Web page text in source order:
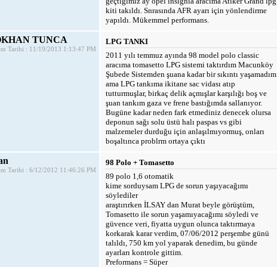
kiti takıldı. Snrasında AFR ayarı için yönlendirme
yapıldı. Mükemmel performans.
TUNCA
Tarihi : 11/19/2013 1:13:47 PM
LPG TANKI
2011 yılı temmuz ayında 98 model polo classic
aracıma tomasetto LPG sistemi taktırdım Macunköy
Şubede Sistemden şuana kadar bir sıkıntı yaşamadım
ama LPG tankıma ikitane sac vidası atıp
tutturmuşlar, birkaç delik açmışlar karşılığı boş ve
şuan tankım gaza ve frene bastığımda sallanıyor.
Bugüne kadar neden fark etmediniz denecek olursa
deponun sağı solu üstü halı paspas vs gibi
malzemeler durduğu için anlaşılmıyormuş, onları
boşaltınca problrm ortaya çıktı
Tarihi : 6/12/2012 11:46:26 PM
98 Polo + Tomasetto
89 polo 1,6 otomatik
kime sorduysam LPG de sorun yaşıyacağımı
söylediler
araştırırken İLSAY dan Murat beyle görüştüm,
Tomasetto ile sorun yaşamıyacağımı söyledi ve
güvence veri, fiyatta uygun olunca taktırmaya
korkarak karar verdim, 07/06/2012 perşembe günü
talıldı, 750 km yol yaparak denedim, bu günde
ayarları kontrole gittim.
Preformans = Süper